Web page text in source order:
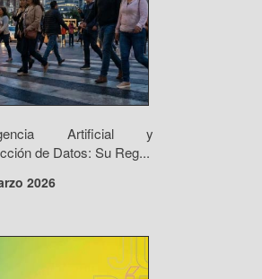
Artificial y
de Datos: Su Reg...
2026